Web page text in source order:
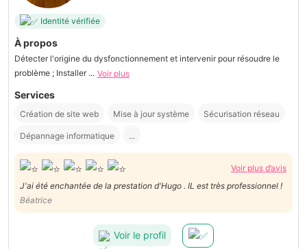
Identité vérifiée
À propos
Détecter l'origine du dysfonctionnement et intervenir pour résoudre le
problème ; Installer ... Voir plus
Services
Création de site web Mise à jour système Sécurisation réseau
Dépannage informatique ...
Voir plus d’avis
J'ai été enchantée de la prestation d'Hugo . IL est très professionnel !
Béatrice
Voir le profil